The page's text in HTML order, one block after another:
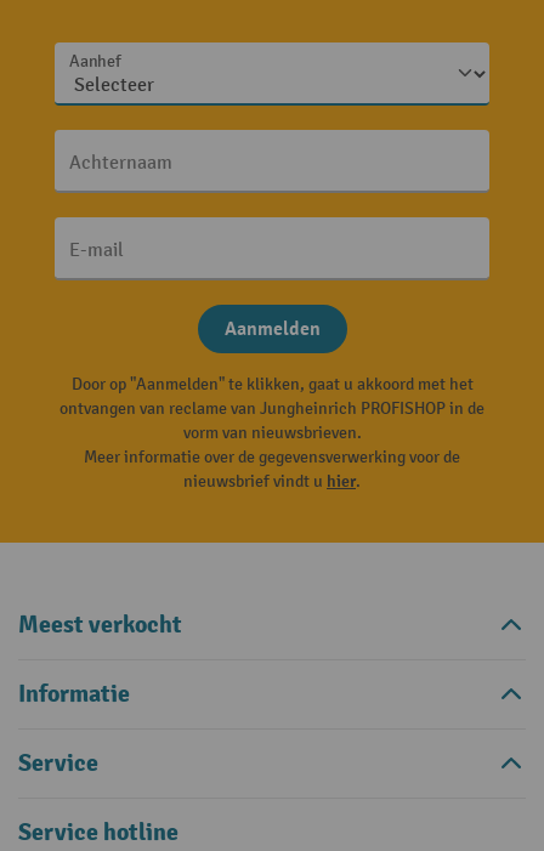
Aanhef
Achternaam
E-mail
Aanmelden
Door op "Aanmelden" te klikken, gaat u akkoord met het
ontvangen van reclame van Jungheinrich PROFISHOP in de
vorm van nieuwsbrieven.
Meer informatie over de gegevensverwerking voor de
nieuwsbrief vindt u hier.
Meest verkocht
Informatie
Service
Service hotline